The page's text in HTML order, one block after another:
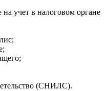
на учет в налоговом органе
(СНИЛС).